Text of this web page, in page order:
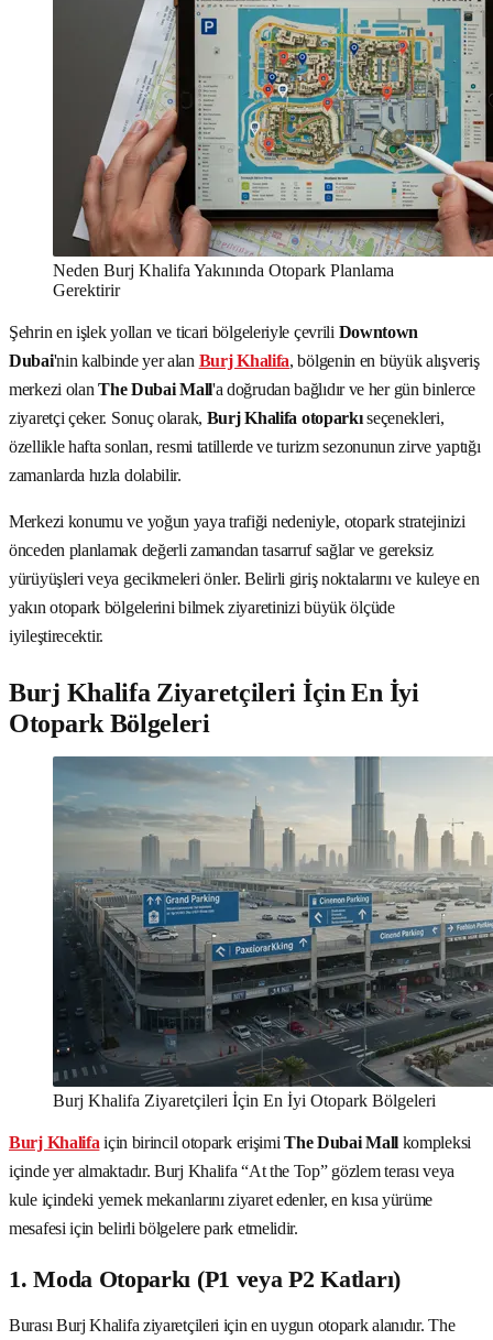
Neden Burj Khalifa Yakınında Otopark Planlama
Gerektirir
Şehrin en işlek yolları ve ticari bölgeleriyle çevrili Downtown
Dubai'nin kalbinde yer alan Burj Khalifa, bölgenin en büyük alışveriş
merkezi olanThe Dubai Mall'a doğrudan bağlıdır ve her gün binlerce
ziyaretçi çeker. Sonuç olarak, Burj Khalifa otoparkıseçenekleri,
özellikle hafta sonları, resmi tatillerde ve turizm sezonunun zirve yaptığı
zamanlarda hızla dolabilir.
Merkezi konumu ve yoğun yaya trafiği nedeniyle, otopark stratejinizi
önceden planlamak değerli zamandan tasarruf sağlar ve gereksiz
yürüyüşleri veya gecikmeleri önler. Belirli giriş noktalarını ve kuleye en
yakın otopark bölgelerini bilmek ziyaretinizi büyük ölçüde
iyileştirecektir.
Burj Khalifa Ziyaretçileri İçin En İyi
Otopark Bölgeleri
Burj Khalifa Ziyaretçileri İçin En İyi Otopark Bölgeleri
Burj Khalifa için birincil otopark erişimiThe Dubai Mallkompleksi
içinde yer almaktadır. Burj Khalifa “At the Top” gözlem terası veya
kule içindeki yemek mekanlarını ziyaret edenler, en kısa yürüme
mesafesi için belirli bölgelere park etmelidir.
1. Moda Otoparkı (P1 veya P2 Katları)
Burası Burj Khalifa ziyaretçileri için en uygun otopark alanıdır. The